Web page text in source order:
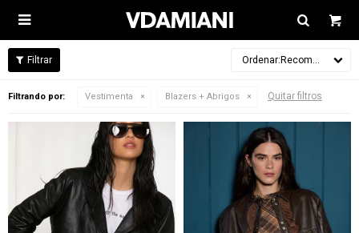

Recomendados
Filtrando por: Vestimenta Blazers + Abrigos Quitar filtros